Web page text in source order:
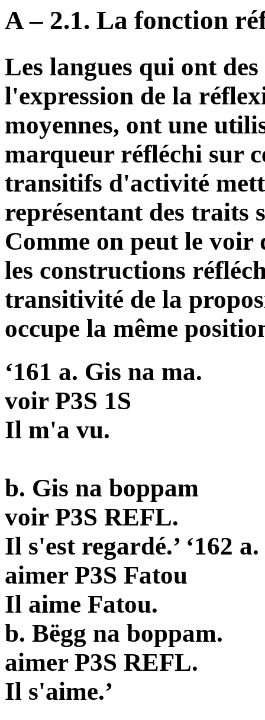
A – 2.1. La fonction
Les langues qui ont
l'expression de la
moyennes, ont une
marqueur réfléchi sur
transitifs d'activité
représentant des traits
Comme on peut le voir
les constructions
transitivité de la
occupe la même
‘161 a. Gis na ma.
voir P3S 1S
Il m'a vu.
b. Gis na boppam
voir P3S REFL.
Il s'est regardé.’ ‘162
aimer P3S Fatou
Il aime Fatou.
b. Bëgg na boppam.
aimer P3S REFL.
Il s'aime.’